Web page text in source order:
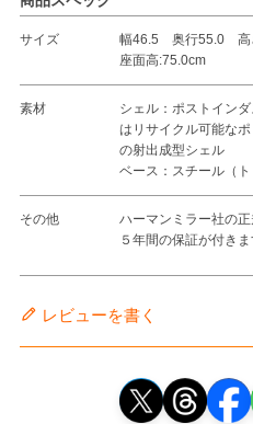
サイズ
幅46.5 奥行55.0 高
座面高:75.0cm
素材
シェル：ポストイン
はリサイクル可能な
の射出成型シェル
ベース：スチール（ト
その他
ハーマンミラー社の正
５年間の保証が付きま
レビューを書く